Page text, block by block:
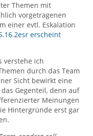
Themen mit
vorgetragenen
einer evtl. Eskalation
erscheint
verstehe ich
durch das Team
Sicht bewirkt eine
Gegenteil, denn auf
Meinungen
Hintergründe erst gar